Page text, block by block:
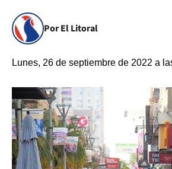
Por El Litoral
Lunes, 26 de septiembre de 2022 a